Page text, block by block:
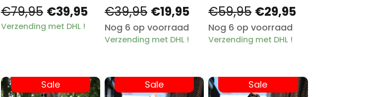
€79,95 €39,95
Verzending met DHL !
€39,95 €19,95
Nog 6 op voorraad
Verzending met DHL !
€59,95 €29,95
Nog 6 op voorraad
Verzending met DHL !
Sale Sale Sale